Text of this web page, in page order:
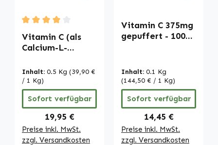
Durchschnittliche Bewertung von 4 von 5 Sternen
Vitamin C (als
Calcium-L-
Pulver - für
Immunsystem,
Kollagenbildung
uvm. - vegan |
Warnke
Vitalstoffe
Inhalt: 0.5 Kg (39,90 €
/ 1 Kg)
Sofort verfügbar
Regulärer Preis:
19,95 €
Preise inkl. MwSt.
zzgl. Versandkosten
Vitamin C 375mg
gepuffert - 100
Nervensystem
uvm. - vegan |
Warnke
Vitalstoffe
Inhalt: 0.1 Kg
(144,50 € / 1 Kg)
Sofort verfügbar
Regulärer Preis:
14,45 €
Preise inkl. MwSt.
zzgl. Versandkosten